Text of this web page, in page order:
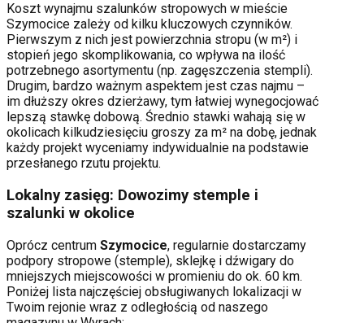
Koszt wynajmu szalunków stropowych w mieście
Szymocice zależy od kilku kluczowych czynników.
Pierwszym z nich jest powierzchnia stropu (w m²) i
stopień jego skomplikowania, co wpływa na ilość
potrzebnego asortymentu (np. zagęszczenia stempli).
Drugim, bardzo ważnym aspektem jest czas najmu –
im dłuższy okres dzierżawy, tym łatwiej wynegocjować
lepszą stawkę dobową. Średnio stawki wahają się w
okolicach kilkudziesięciu groszy za m² na dobę, jednak
każdy projekt wyceniamy indywidualnie na podstawie
przesłanego rzutu projektu.
Lokalny zasięg: Dowozimy stemple i
szalunki w okolice
Oprócz centrum Szymocice, regularnie dostarczamy
podpory stropowe (stemple), sklejkę i dźwigary do
mniejszych miejscowości w promieniu do ok. 60 km.
Poniżej lista najczęściej obsługiwanych lokalizacji w
Twoim rejonie wraz z odległością od naszego